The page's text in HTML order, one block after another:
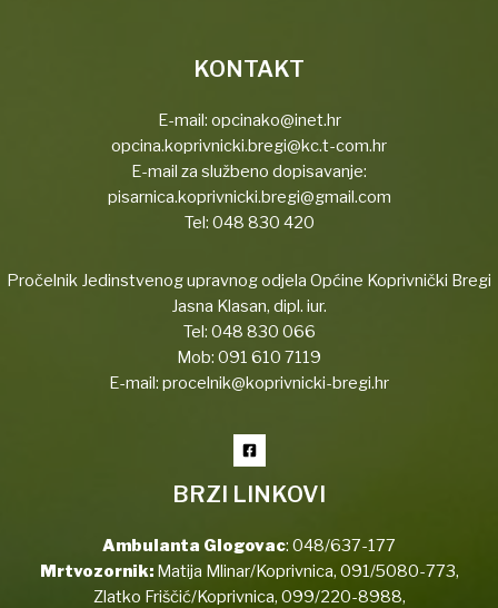
KONTAKT
E-mail: opcinako@inet.hr
opcina.koprivnicki.bregi@kc.t-com.hr
E-mail za službeno dopisavanje:
pisarnica.koprivnicki.bregi@gmail.com
Tel: 048 830 420
Pročelnik Jedinstvenog upravnog odjela Općine Koprivnički Bregi
Jasna Klasan, dipl. iur.
Tel: 048 830 066
Mob: 091 610 7119
E-mail: procelnik@koprivnicki-bregi.hr
BRZI LINKOVI
Ambulanta Glogovac: 048/637-177
Mrtvozornik:Matija Mlinar/Koprivnica, 091/5080-773,
Zlatko Friščić/Koprivnica, 099/220-8988,